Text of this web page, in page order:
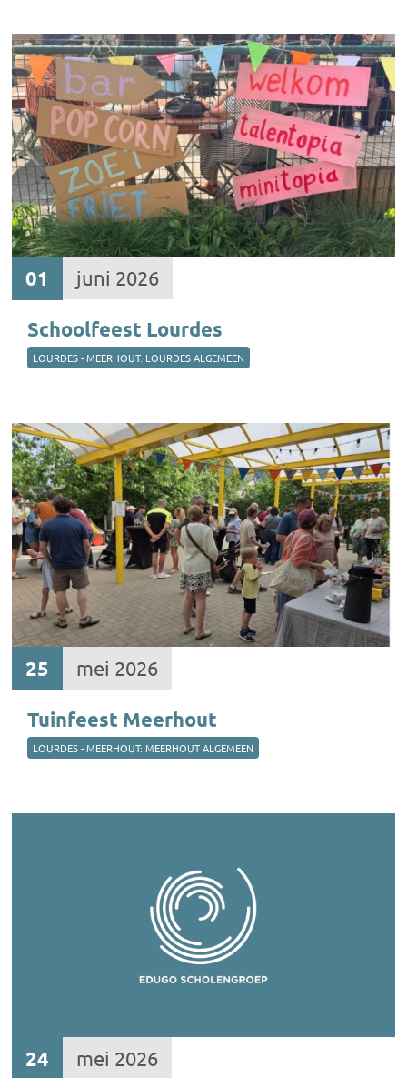
01 juni 2026
Schoolfeest Lourdes
LOURDES - MEERHOUT: LOURDES ALGEMEEN
25 mei 2026
Tuinfeest Meerhout
LOURDES - MEERHOUT: MEERHOUT ALGEMEEN
24 mei 2026